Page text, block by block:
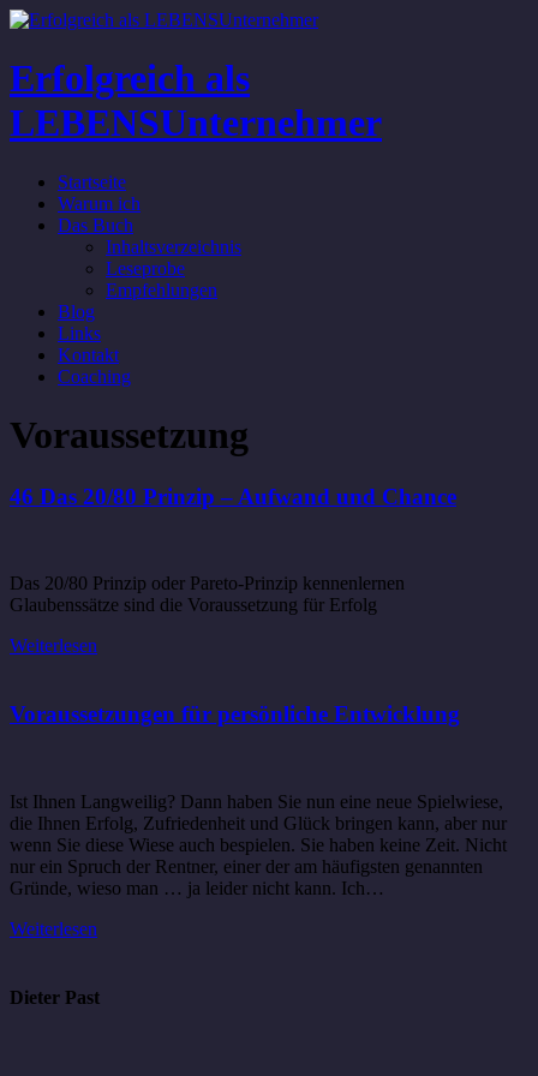
Erfolgreich als
LEBENSUnternehmer
Startseite
Warum ich
Das Buch
Inhaltsverzeichnis
Leseprobe
Empfehlungen
Blog
Links
Kontakt
Coaching
Voraussetzung
46 Das 20/80 Prinzip – Aufwand und Chance
Das 20/80 Prinzip oder Pareto-Prinzip kennenlernen
Glaubenssätze sind die Voraussetzung für Erfolg
Weiterlesen
Voraussetzungen für persönliche Entwicklung
Ist Ihnen Langweilig? Dann haben Sie nun eine neue Spielwiese,
die Ihnen Erfolg, Zufriedenheit und Glück bringen kann, aber nur
wenn Sie diese Wiese auch bespielen. Sie haben keine Zeit. Nicht
nur ein Spruch der Rentner, einer der am häufigsten genannten
Gründe, wieso man … ja leider nicht kann. Ich…
Weiterlesen
Dieter Past